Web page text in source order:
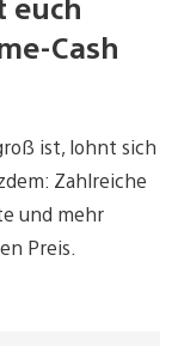
euch
Cash
ist, lohnt sich
Zahlreiche
und mehr
Preis.